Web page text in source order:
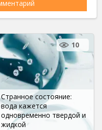
Странное состояние:
вода кажется
одновременно твердой и
жидкой
10